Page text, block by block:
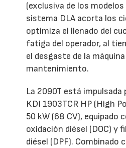
(exclusiva de los
sistema DLA acorta los
optimiza el llenado del
fatiga del operador, al
el desgaste de la
mantenimiento.
La 2090T está
KDI 1903TCR HP (High
50 kW (68 CV), equipado
oxidación diésel (DOC) y
diésel (DPF). Combinado